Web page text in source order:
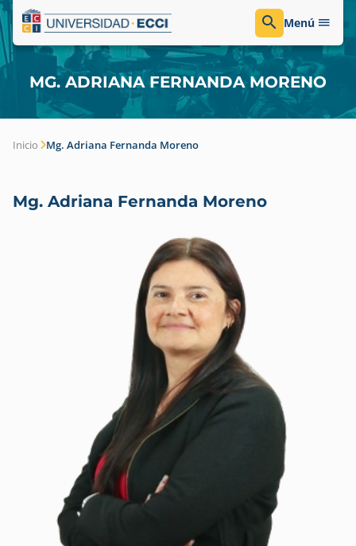
Menú
MG. ADRIANA FERNANDA MORENO
Inicio Mg. Adriana Fernanda Moreno
Mg. Adriana Fernanda Moreno